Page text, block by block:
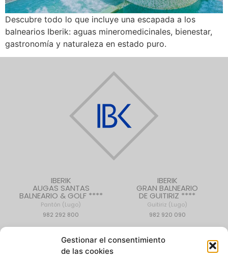
Gestionar el consentimiento
de las cookies
Descubre todo lo que incluye una escapada a los
balnearios Iberik: aguas mineromedicinales, bienestar,
gastronomía y naturaleza en estado puro.
IBERIK
AUGAS SANTAS
BALNEARIO & GOLF ****
Pantón (Lugo)
982 292 800
IBERIK
GRAN BALNEARIO
DE GUITIRIZ ****
Guitiriz (Lugo)
982 920 090
IBERIK